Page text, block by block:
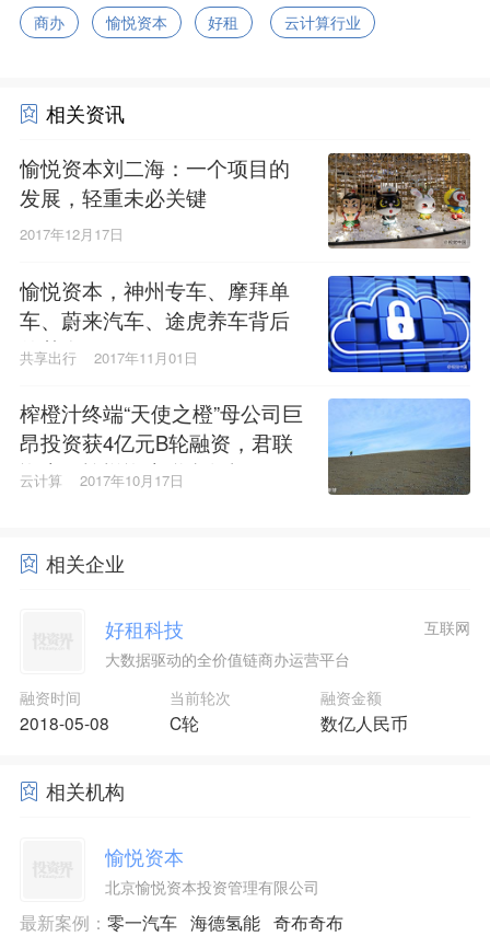
商办 愉悦资本 好租 云计算行业
相关资讯
愉悦资本刘二海：一个项目的
发展，轻重未必关键
2017年12月17日
愉悦资本，神州专车、摩拜单
车、蔚来汽车、途虎养车背后
的基金
共享出行 2017年11月01日
榨橙汁终端“天使之橙”母公司巨
昂投资获4亿元B轮融资，君联
资本、愉悦资本联合领投，云
云计算 2017年10月17日
相关企业
好租科技
大数据驱动的全价值链商办运营平台
互联网
融资时间
2018-05-08
当前轮次
C轮
融资金额
数亿人民币
相关机构
愉悦资本
北京愉悦资本投资管理有限公司
最新案例： 零一汽车 海德氢能 奇布奇布